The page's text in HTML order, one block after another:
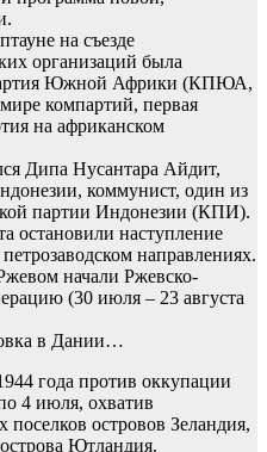
на съезде
организаций была
Южной Африки (КПЮА,
компартий, первая
на африканском
Дипа Нусантара Айдит,
коммунист, один из
партии Индонезии (КПИ).
остановили наступление
направлениях.
начали Ржевско-
(30 июля – 23 августа
в Дании…
года против оккупации
4 июля, охватив
островов Зеландия,
Ютландия.